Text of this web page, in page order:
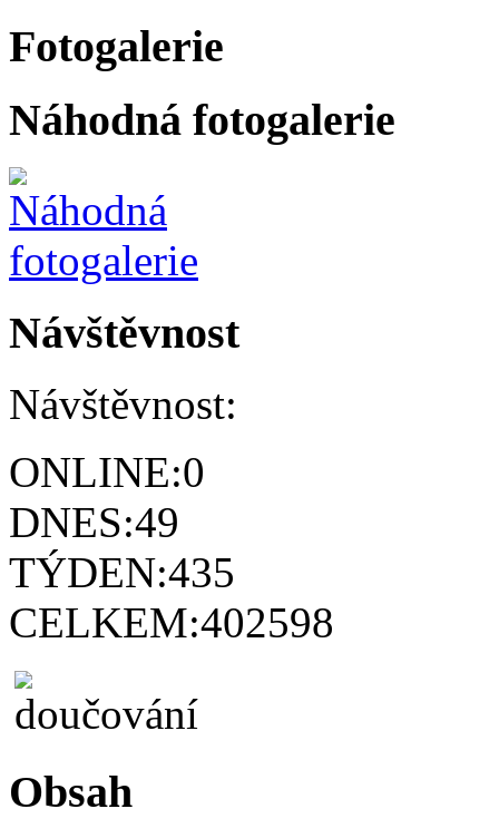
Fotogalerie
Náhodná fotogalerie
Návštěvnost
Návštěvnost:
ONLINE:0
DNES:49
TÝDEN:435
CELKEM:402598
Obsah